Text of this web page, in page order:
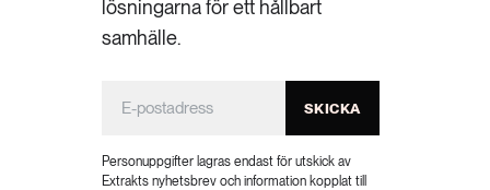
lösningarna för ett hållbart
samhälle.
SKICKA
Personuppgifter lagras endast för utskick av
Extrakts nyhetsbrev och information kopplat till